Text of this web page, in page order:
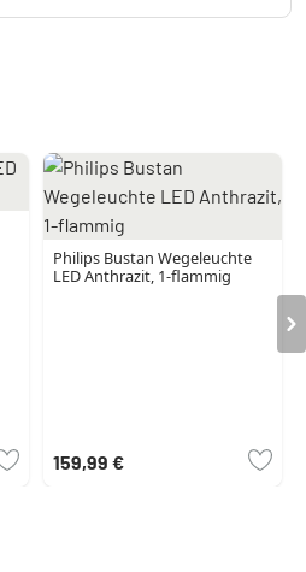
Philips Bustan Wegeleuchte
LED Anthrazit, 1-flammig
159,99 €